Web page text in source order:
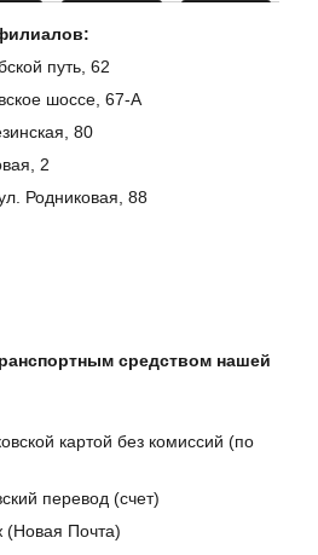
путь, 62
шоссе, 67-А
80
2
Родниковая, 88
средством нашей
картой без комиссий (по
перевод (счет)
Почта)